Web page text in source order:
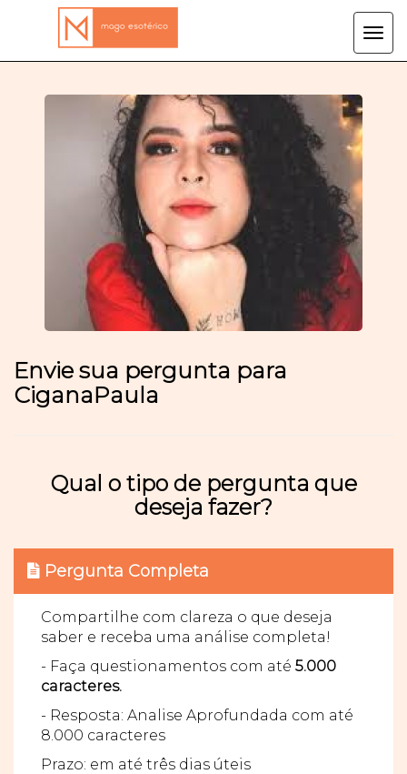
Envie sua pergunta para
CiganaPaula
Qual o tipo de pergunta que
deseja fazer?
Pergunta Completa
Compartilhe com clareza o que deseja
saber e receba uma análise completa!
- Faça questionamentos com até 5.000
caracteres.
- Resposta: Analise Aprofundada com até
8.000 caracteres
Prazo: em até três dias úteis